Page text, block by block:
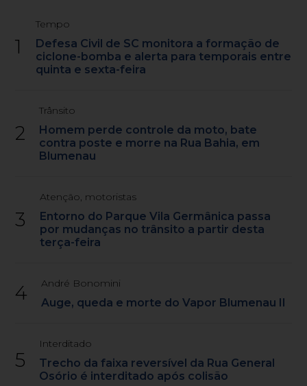
1
Tempo
Defesa Civil de SC monitora a formação de
ciclone-bomba e alerta para temporais entre
quinta e sexta-feira
2
Trânsito
Homem perde controle da moto, bate
contra poste e morre na Rua Bahia, em
Blumenau
3
Atenção, motoristas
Entorno do Parque Vila Germânica passa
por mudanças no trânsito a partir desta
terça-feira
4 André Bonomini
Auge, queda e morte do Vapor Blumenau II
5
Interditado
Trecho da faixa reversível da Rua General
Osório é interditado após colisão